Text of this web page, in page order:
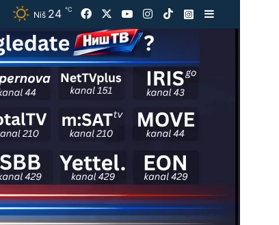
Niš 24 ℃ Facebook YouTubeInstagram
TikTokInstagram